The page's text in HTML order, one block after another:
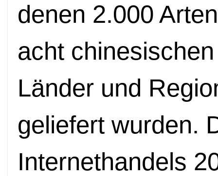
denen 2.000
acht
Länder und
geliefert wurden.
Internethandels